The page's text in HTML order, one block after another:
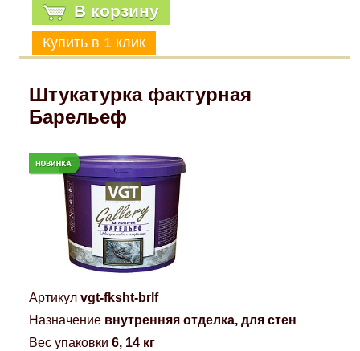
В корзину
Штукатурка фактурная
Барельеф
Артикул vgt-fksht-brlf
Назначение внутренняя отделка, для стен
Вес упаковки 6, 14 кг